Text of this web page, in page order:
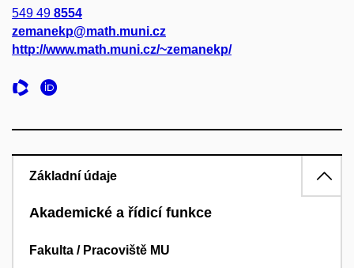
549 49 8554
zemanekp@math.muni.cz
http://www.math.muni.cz/~zemanekp/
Základní údaje
Akademické a řídicí funkce
Fakulta / Pracoviště MU